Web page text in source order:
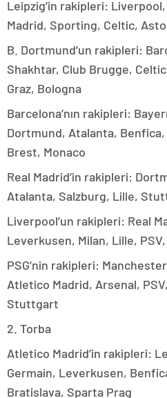
Leipzig’in rakipleri:
Madrid, Sporting, Celtic,
B. Dortmund’un rakipleri:
Shakhtar, Club Brugge,
Graz, Bologna
Barcelona’nın rakipleri:
Dortmund, Atalanta, Benfica,
Brest, Monaco
Real Madrid’in rakipleri:
Atalanta, Salzburg, Lille,
Liverpool’un rakipleri: Real
Leverkusen, Milan, Lille,
PSG’nin rakipleri:
Atletico Madrid, Arsenal,
Stuttgart
2. Torba
Atletico Madrid’in rakipleri:
Germain, Leverkusen,
Bratislava, Sparta Prag